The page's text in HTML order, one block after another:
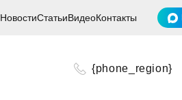
НовостиСтатьиВидеоКонтакты
{phone_region}